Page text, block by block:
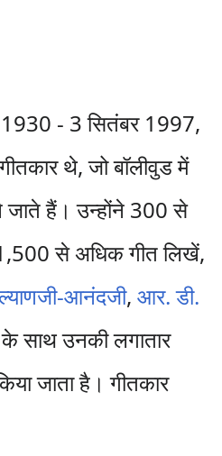
- 3 सितंबर 1997,
थे, जो बॉलीवुड में
हैं। उन्होंने 300 से
से अधिक गीत लिखें,
आनंदजी, आर. डी.
साथ उनकी लगातार
जाता है। गीतकार